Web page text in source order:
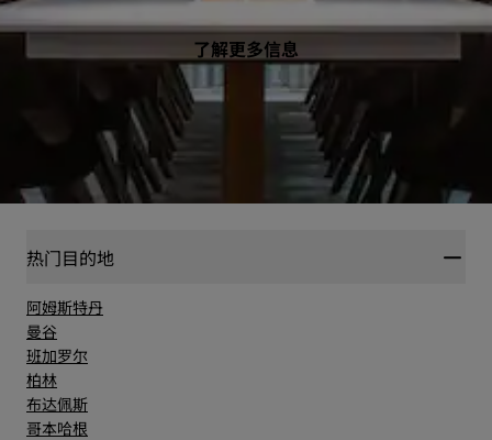
了解更多信息
热门目的地
阿姆斯特丹
曼谷
班加罗尔
柏林
布达佩斯
哥本哈根